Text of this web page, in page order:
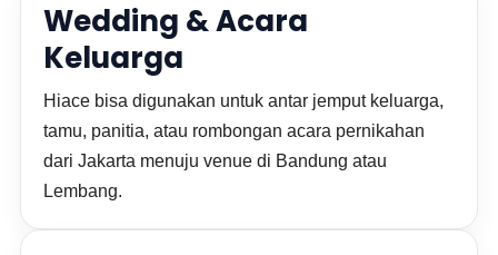
Wedding & Acara
Keluarga
Hiace bisa digunakan untuk antar jemput keluarga,
tamu, panitia, atau rombongan acara pernikahan
dari Jakarta menuju venue di Bandung atau
Lembang.